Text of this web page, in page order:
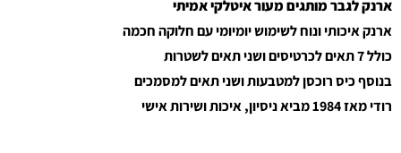
ארנק לגבר מותגים מעור איטלקי אמיתי
ארנק איכותי ונוח לשימוש יומיומי עם חלוקה חכמה
כולל 7 תאים לכרטיסים ושני תאים לשטרות
בנוסף כיס רוכסן למטבעות ושני תאים למסמכים
רודי מאז 1984 מביא ניסיון, איכות ושירות אישי